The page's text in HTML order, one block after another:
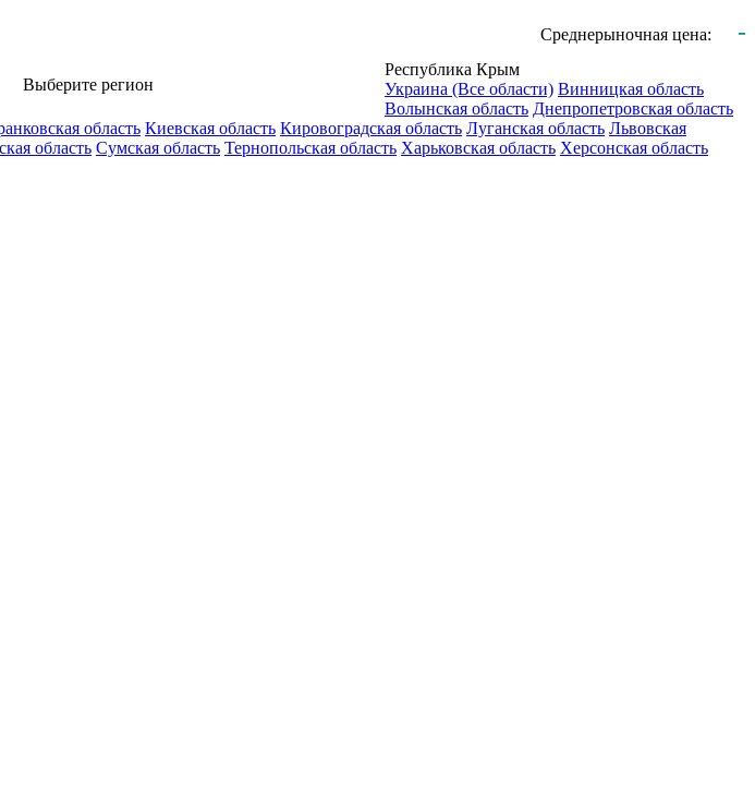
Среднерыночная цена: -
Выберите регион
Республика Крым
Украина (Все области) Винницкая область
Волынская область Днепропетровская область
область Киевская область Кировоградская область Луганская область Львовская
область Сумская область Тернопольская область Харьковская область Херсонская область